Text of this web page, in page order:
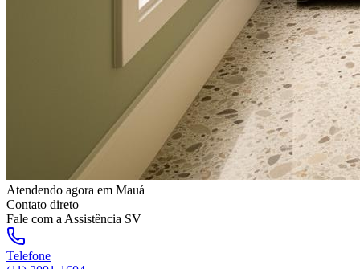
Atendendo agora em Mauá
Contato direto
Fale com a Assistência SV
Telefone